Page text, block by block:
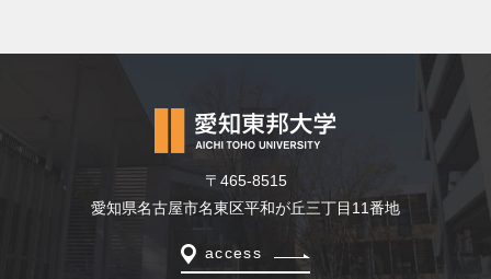
〒465-8515
愛知県名古屋市名東区平和が丘三丁目11番地
access